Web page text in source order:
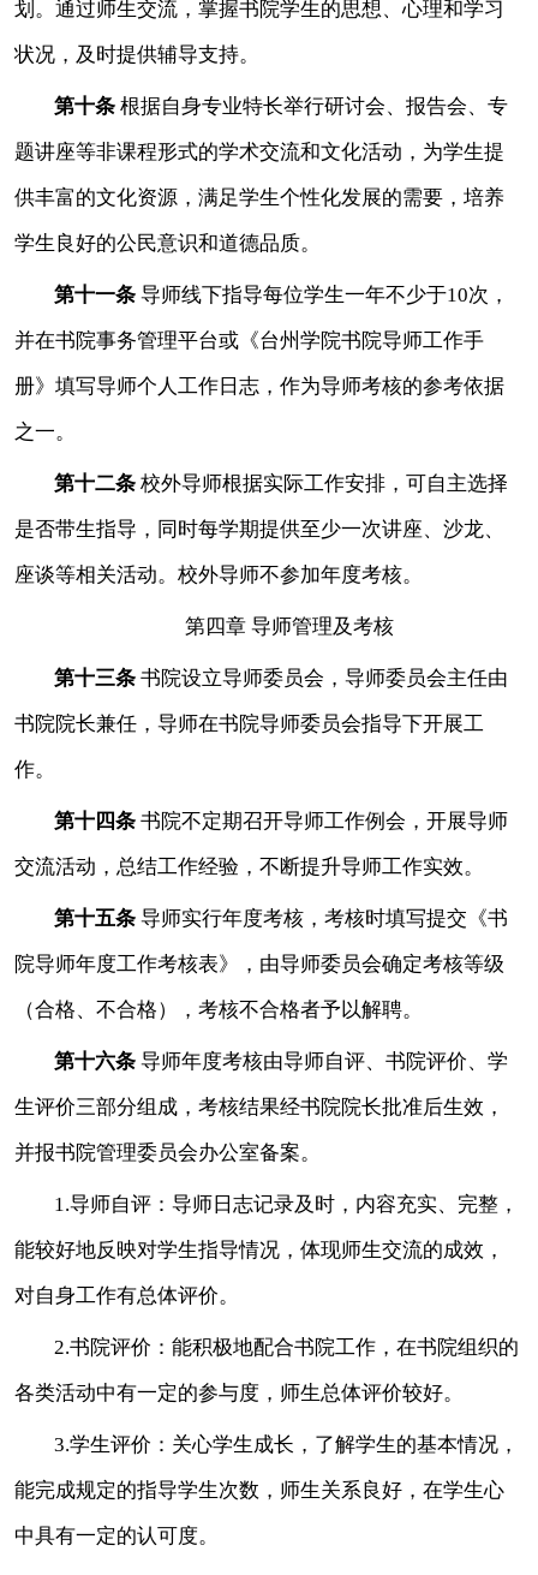
划。通过师生交流，掌握书院学生的思想、心理和学习
状况，及时提供辅导支持。
第十条 根据自身专业特长举行研讨会、报告会、专
题讲座等非课程形式的学术交流和文化活动，为学生提
供丰富的文化资源，满足学生个性化发展的需要，培养
学生良好的公民意识和道德品质。
第十一条 导师线下指导每位学生一年不少于10次，
并在书院事务管理平台或《台州学院书院导师工作手
册》填写导师个人工作日志，作为导师考核的参考依据
之一。
第十二条 校外导师根据实际工作安排，可自主选择
是否带生指导，同时每学期提供至少一次讲座、沙龙、
座谈等相关活动。校外导师不参加年度考核。
第四章 导师管理及考核
第十三条 书院设立导师委员会，导师委员会主任由
书院院长兼任，导师在书院导师委员会指导下开展工
作。
第十四条 书院不定期召开导师工作例会，开展导师
交流活动，总结工作经验，不断提升导师工作实效。
第十五条 导师实行年度考核，考核时填写提交《书
院导师年度工作考核表》，由导师委员会确定考核等级
（合格、不合格），考核不合格者予以解聘。
第十六条 导师年度考核由导师自评、书院评价、学
生评价三部分组成，考核结果经书院院长批准后生效，
并报书院管理委员会办公室备案。
1.导师自评：导师日志记录及时，内容充实、完整，
能较好地反映对学生指导情况，体现师生交流的成效，
对自身工作有总体评价。
2.书院评价：能积极地配合书院工作，在书院组织的
各类活动中有一定的参与度，师生总体评价较好。
3.学生评价：关心学生成长，了解学生的基本情况，
能完成规定的指导学生次数，师生关系良好，在学生心
中具有一定的认可度。